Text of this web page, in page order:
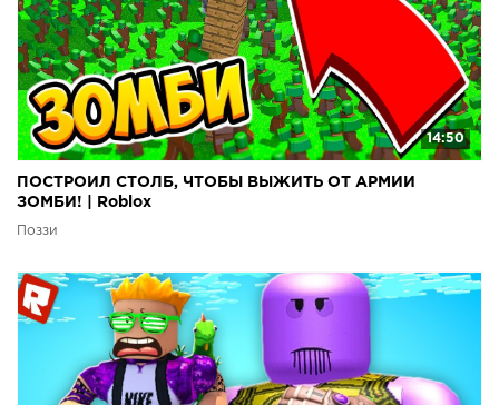
14:50
ПОСТРОИЛ СТОЛБ, ЧТОБЫ ВЫЖИТЬ ОТ АРМИИ
ЗОМБИ! | Roblox
Поззи